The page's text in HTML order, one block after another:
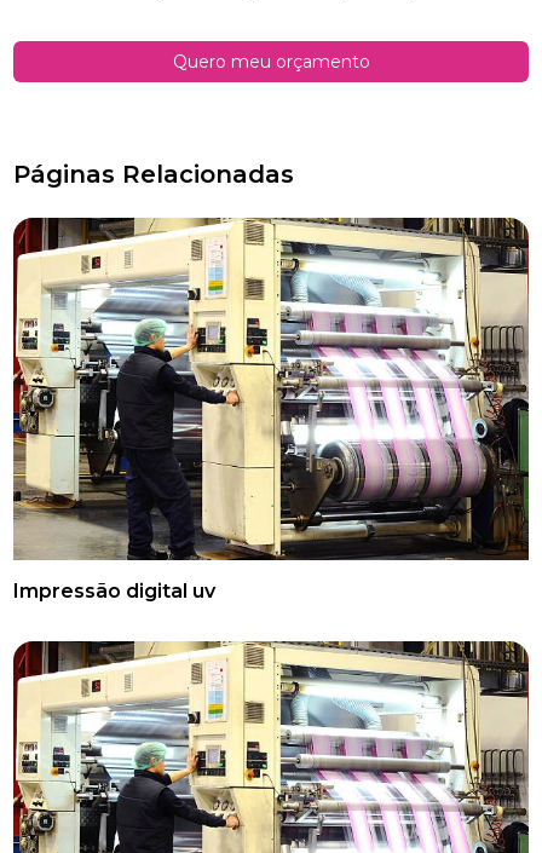
Quero meu orçamento
Páginas Relacionadas
Impressão digital uv